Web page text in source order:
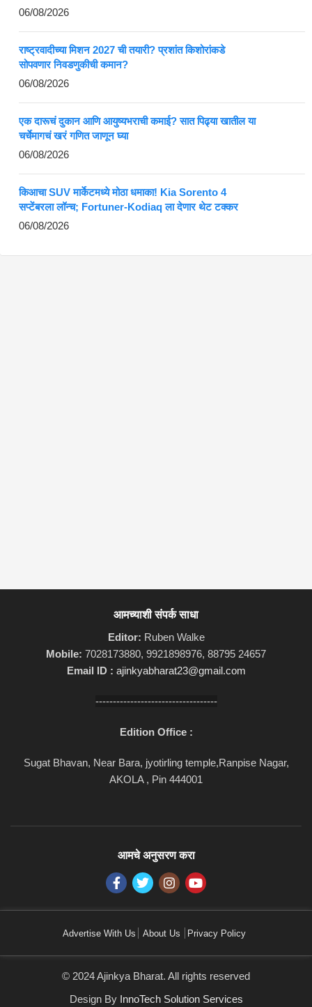
06/08/2026
राष्ट्रवादीच्या मिशन 2027 ची तयारी? प्रशांत किशोरांकडे
सोपवणार निवडणुकीची कमान?
06/08/2026
एक दारूचं दुकान आणि आयुष्यभराची कमाई? सात पिढ्या खातील या
चर्चेमागचं खरं गणित जाणून घ्या
06/08/2026
किआचा SUV मार्केटमध्ये मोठा धमाका! Kia Sorento 4
सप्टेंबरला लॉन्च; Fortuner-Kodiaq ला देणार थेट टक्कर
06/08/2026
आमच्याशी संपर्क साधा
Editor: Ruben Walke
Mobile: 7028173880, 9921898976, 88795 24657
Email ID : ajinkyabharat23@gmail.com
-----------------------------------
Edition Office :
Sugat Bhavan, Near Bara, jyotirling temple,Ranpise Nagar,
AKOLA , Pin 444001
आमचे अनुसरण करा
Advertise With Us About Us Privacy Policy
© 2024 Ajinkya Bharat. All rights reserved
Design By InnoTech Solution Services